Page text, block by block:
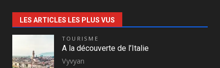
LES ARTICLES LES PLUS VUS
TOURISME
A la découverte de l’Italie
Vyvyan